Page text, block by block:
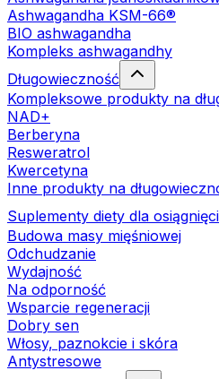
Ashwagandha KSM-66®
BIO ashwagandha
Kompleks ashwagandhy
Długowieczność
Kompleksowe produkty na
NAD+
Berberyna
Resweratrol
Kwercetyna
Inne produkty na
Suplementy diety dla
Budowa masy mięśniowej
Odchudzanie
Wydajność
Na odporność
Wsparcie regeneracji
Dobry sen
Włosy, paznokcie i skóra
Antystresowe